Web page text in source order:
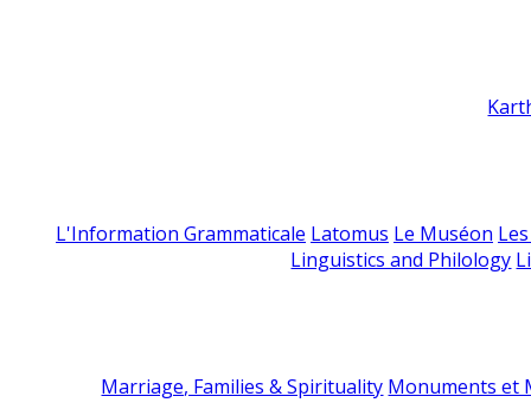
L'Information Grammaticale Latomus Le Muséon
Linguistics and Philology
Marriage, Families & Spirituality Monuments et